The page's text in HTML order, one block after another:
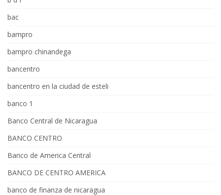
bac
bampro
bampro chinandega
bancentro
bancentro en la ciudad de esteli
banco 1
Banco Central de Nicaragua
BANCO CENTRO
Banco de America Central
BANCO DE CENTRO AMERICA
banco de finanza de nicaragua